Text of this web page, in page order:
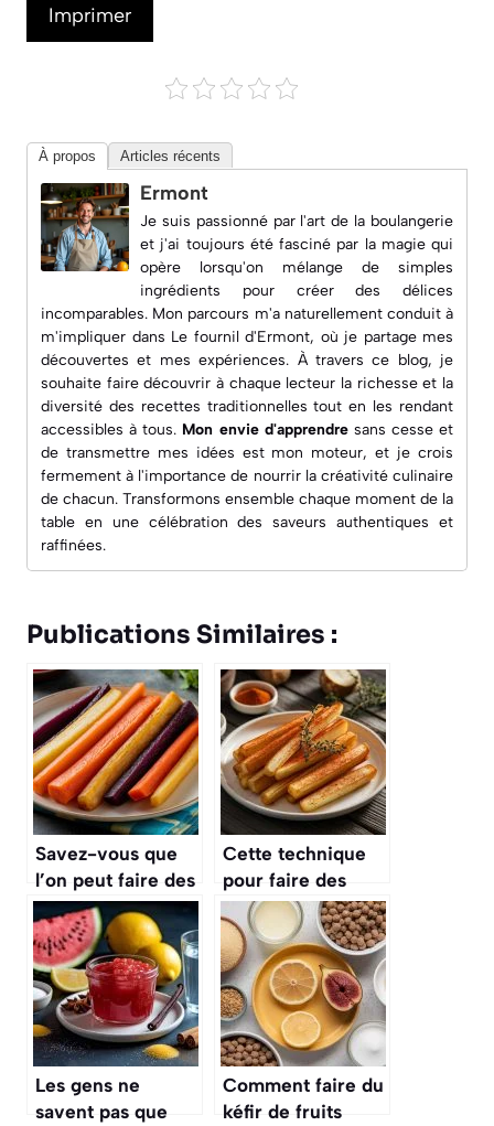
Imprimer
À propos Articles récents
Ermont
Je suis passionné par l'art de la boulangerie
et j'ai toujours été fasciné par la magie qui
opère lorsqu'on mélange de simples
ingrédients pour créer des délices
incomparables. Mon parcours m'a naturellement conduit à
m'impliquer dans Le fournil d'Ermont, où je partage mes
découvertes et mes expériences. À travers ce blog, je
souhaite faire découvrir à chaque lecteur la richesse et la
diversité des recettes traditionnelles tout en les rendant
accessibles à tous. Mon envie d'apprendresans cesse et
de transmettre mes idées est mon moteur, et je crois
fermement à l'importance de nourrir la créativité culinaire
de chacun. Transformons ensemble chaque moment de la
table en une célébration des saveurs authentiques et
raffinées.
Publications Similaires :
Savez-vous que
l’on peut faire des
« frites » de
panais, de
carottes ou de
betteraves au four
?
Cette technique
pour faire des
« frites » de
céleri-rave au
four est
surprenante et
délicieuse
Les gens ne
savent pas que
Comment faire du
kéfir de fruits